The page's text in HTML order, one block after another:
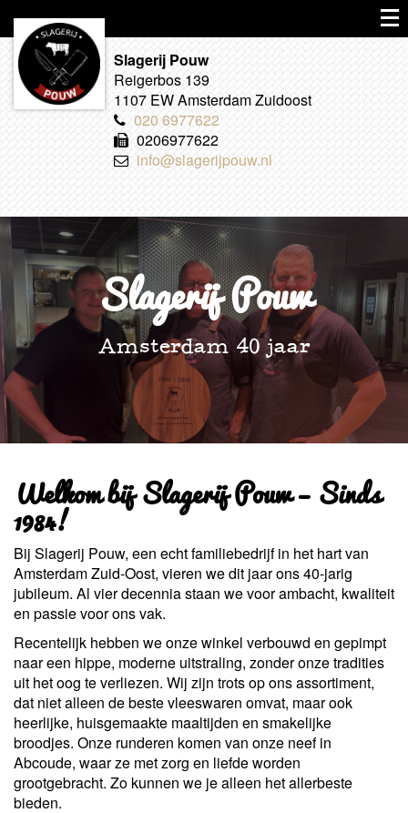
Slagerij Pouw
Reigerbos 139
1107 EW Amsterdam Zuidoost
020 6977622
0206977622
info@slagerijpouw.nl
Slagerij Pouw
Amsterdam 40 jaar
Welkom bij Slagerij Pouw – Sinds
1984!
Bij Slagerij Pouw, een echt familiebedrijf in het hart van
Amsterdam Zuid-Oost, vieren we dit jaar ons 40-jarig
jubileum. Al vier decennia staan we voor ambacht, kwaliteit
en passie voor ons vak.
Recentelijk hebben we onze winkel verbouwd en gepimpt
naar een hippe, moderne uitstraling, zonder onze tradities
uit het oog te verliezen. Wij zijn trots op ons assortiment,
dat niet alleen de beste vleeswaren omvat, maar ook
heerlijke, huisgemaakte maaltijden en smakelijke
broodjes. Onze runderen komen van onze neef in
Abcoude, waar ze met zorg en liefde worden
grootgebracht. Zo kunnen we je alleen het allerbeste
bieden.